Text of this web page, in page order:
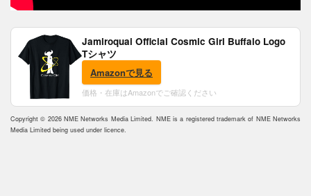
Jamiroquai Official Cosmic Girl Buffalo Logo
Tシャツ
Amazonで見る
価格・在庫はAmazonでご確認ください
Copyright © 2026 NME Networks Media Limited. NME is a registered trademark of NME Networks
Media Limited being used under licence.